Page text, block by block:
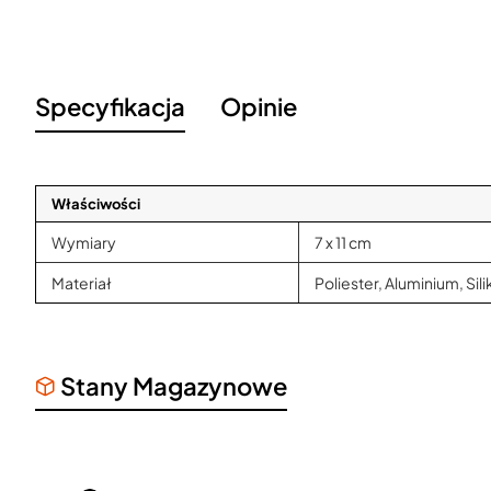
Specyfikacja Opinie
Właściwości
Wymiary 7 x 11 cm
Materiał Poliester, Aluminium,
Stany Magazynowe